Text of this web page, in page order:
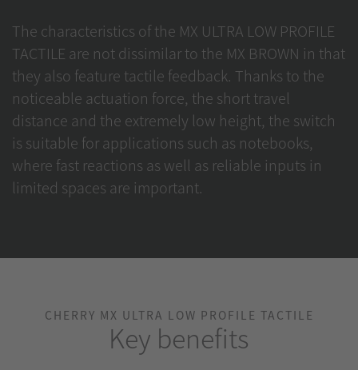
The characteristics of the MX ULTRA LOW PROFILE
TACTILE are not dissimilar to the MX BROWN in that
they also feature tactile feedback. Thanks to the
noticeable actuation force, the short travel
distance and the extremely low height, the switch
is suitable for applications such as notebooks,
where fast reactions as well as reliable inputs in
limited spaces are important.
CHERRY MX ULTRA LOW PROFILE TACTILE
Key benefits